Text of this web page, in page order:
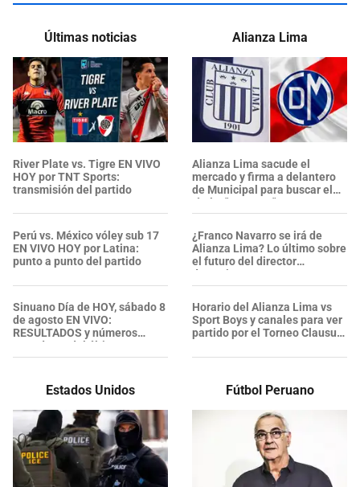
Últimas noticias
River Plate vs. Tigre EN VIVO
HOY por TNT Sports:
transmisión del partido
Perú vs. México vóley sub 17
EN VIVO HOY por Latina:
punto a punto del partido
Sinuano Día de HOY, sábado 8
de agosto EN VIVO:
RESULTADOS y números
ganadores del último sorteo
Alianza Lima
Alianza Lima sacude el
mercado y firma a delantero
de Municipal para buscar el
título: "Contrato"
¿Franco Navarro se irá de
Alianza Lima? Lo último sobre
el futuro del director
deportivo
Horario del Alianza Lima vs
Sport Boys y canales para ver
partido por el Torneo Clausura
Estados Unidos Fútbol Peruano